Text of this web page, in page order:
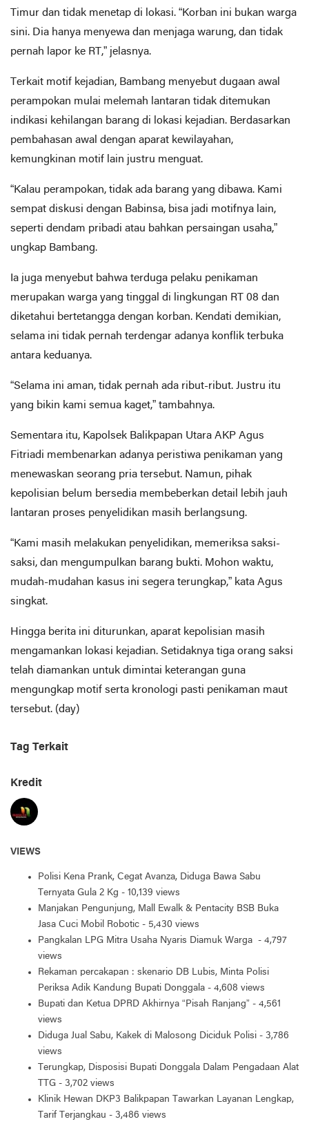
Timur dan tidak menetap di lokasi. “Korban ini bukan warga
sini. Dia hanya menyewa dan menjaga warung, dan tidak
pernah lapor ke RT,” jelasnya.
Terkait motif kejadian, Bambang menyebut dugaan awal
perampokan mulai melemah lantaran tidak ditemukan
indikasi kehilangan barang di lokasi kejadian. Berdasarkan
pembahasan awal dengan aparat kewilayahan,
kemungkinan motif lain justru menguat.
“Kalau perampokan, tidak ada barang yang dibawa. Kami
sempat diskusi dengan Babinsa, bisa jadi motifnya lain,
seperti dendam pribadi atau bahkan persaingan usaha,”
ungkap Bambang.
Ia juga menyebut bahwa terduga pelaku penikaman
merupakan warga yang tinggal di lingkungan RT 08 dan
diketahui bertetangga dengan korban. Kendati demikian,
selama ini tidak pernah terdengar adanya konflik terbuka
antara keduanya.
“Selama ini aman, tidak pernah ada ribut-ribut. Justru itu
yang bikin kami semua kaget,” tambahnya.
Sementara itu, Kapolsek Balikpapan Utara AKP Agus
Fitriadi membenarkan adanya peristiwa penikaman yang
menewaskan seorang pria tersebut. Namun, pihak
kepolisian belum bersedia membeberkan detail lebih jauh
lantaran proses penyelidikan masih berlangsung.
“Kami masih melakukan penyelidikan, memeriksa saksi-
saksi, dan mengumpulkan barang bukti. Mohon waktu,
mudah-mudahan kasus ini segera terungkap,” kata Agus
singkat.
Hingga berita ini diturunkan, aparat kepolisian masih
mengamankan lokasi kejadian. Setidaknya tiga orang saksi
telah diamankan untuk dimintai keterangan guna
mengungkap motif serta kronologi pasti penikaman maut
tersebut. (day)
Tag Terkait
Kredit
VIEWS
Polisi Kena Prank, Cegat Avanza, Diduga Bawa Sabu
Ternyata Gula 2 Kg - 10,139 views
Manjakan Pengunjung, Mall Ewalk & Pentacity BSB Buka
Jasa Cuci Mobil Robotic - 5,430 views
Pangkalan LPG Mitra Usaha Nyaris Diamuk Warga - 4,797
views
Rekaman percakapan : skenario DB Lubis, Minta Polisi
Periksa Adik Kandung Bupati Donggala - 4,608 views
Bupati dan Ketua DPRD Akhirnya “Pisah Ranjang” - 4,561
views
Diduga Jual Sabu, Kakek di Malosong Diciduk Polisi - 3,786
views
Terungkap, Disposisi Bupati Donggala Dalam Pengadaan Alat
TTG - 3,702 views
Klinik Hewan DKP3 Balikpapan Tawarkan Layanan Lengkap,
Tarif Terjangkau - 3,486 views